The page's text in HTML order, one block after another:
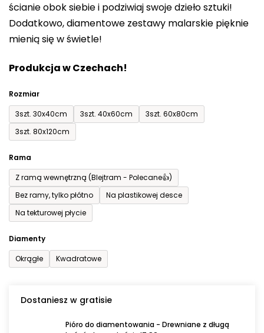
ścianie obok siebie i podziwiaj swoje dzieło sztuki!
Dodatkowo, diamentowe zestawy malarskie pięknie
mienią się w świetle!
Produkcja w Czechach!
Rozmiar
3szt. 30x40cm
3szt. 40x60cm
3szt. 60x80cm
3szt. 80x120cm
Rama
Z ramą wewnętrzną (Blejtram - Polecane👍)
Bez ramy, tylko płótno
Na plastikowej desce
Na tekturowej płycie
Diamenty
Okrągłe
Kwadratowe
Dostaniesz w gratisie
Pióro do diamentowania - Drewniane z długą